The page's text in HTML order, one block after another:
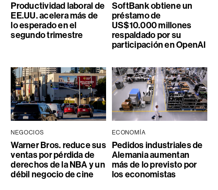
Productividad laboral de
EE.UU. acelera más de
lo esperado en el
segundo trimestre
SoftBank obtiene un
préstamo de
US$10.000 millones
respaldado por su
participación en OpenAI
NEGOCIOS
Warner Bros. reduce sus
ventas por pérdida de
derechos de la NBA y un
débil negocio de cine
ECONOMÍA
Pedidos industriales de
Alemania aumentan
más de lo previsto por
los economistas